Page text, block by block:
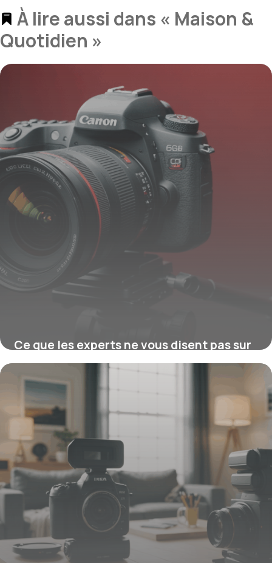
À lire aussi dans « Maison &
Quotidien »
Ce que les experts ne vous disent pas sur
la pompe nettoyeur haute pression : le
secret pour des surfaces impeccables et
une performance ultime
16 juin 2026